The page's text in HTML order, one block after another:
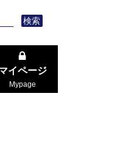
検索
イページ
Mypage